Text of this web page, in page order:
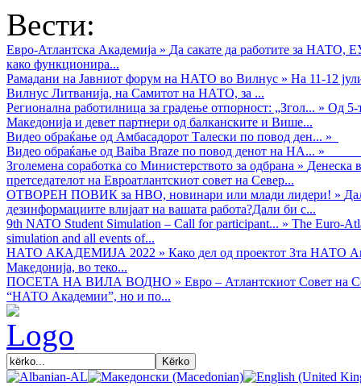
Вести:
Евро-Атлантска Академија » Да сакате да работите за НАТО,
како функционира...
Рамадани на Јавниот форум на НАТО во Вилнус » На 11-12
Вилнус Литванија, на Самитот на НАТО, за ...
Регионална работилница за градење отпорност: „Згол... » Од 5-
Македонија и девет партнери од балканските и Више...
Видео обраќањe од Амбасадорот Талески по повод ден... »
Видео обраќање од Baiba Braze по повод денот на НА... »
Зголемена соработка со Министерството за одбрана » Денеска
претседателот на Евроатлантскиот совет на Север...
ОТВОРЕН ПОВИК за НВО, новинари или млади лидери! »
дезинформациите влијаат на вашата работа?Дали би с...
9th NATO Student Simulation – Call for participant... » The Euro-
simulation and all events of...
НАТО АКАДЕМИЈА 2022 » Како дел од проектот 3та НАТО
Македонија, во теко...
ПОСЕТА НА ВИЛА ВОДНО » Евро – Атлантскиот Совет на
“НАТО Академии”, но и по...